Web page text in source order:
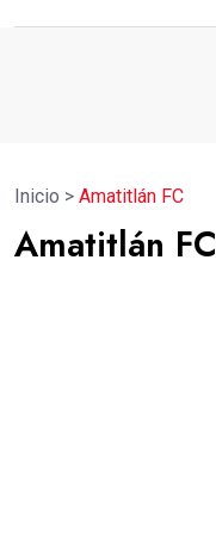
Inicio > Amatitlán FC
Amatitlán FC